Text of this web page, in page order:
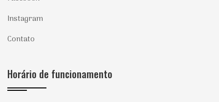
Instagram
Contato
Horário de funcionamento